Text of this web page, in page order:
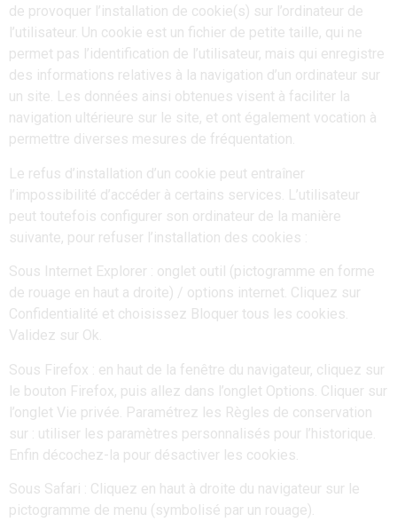
de provoquer l’installation de cookie(s) sur l’ordinateur de
l’utilisateur. Un cookie est un fichier de petite taille, qui ne
permet pas l’identification de l’utilisateur, mais qui enregistre
des informations relatives à la navigation d’un ordinateur sur
un site. Les données ainsi obtenues visent à faciliter la
navigation ultérieure sur le site, et ont également vocation à
permettre diverses mesures de fréquentation.
Le refus d’installation d’un cookie peut entraîner
l’impossibilité d’accéder à certains services. L’utilisateur
peut toutefois configurer son ordinateur de la manière
suivante, pour refuser l’installation des cookies :
Sous Internet Explorer : onglet outil (pictogramme en forme
de rouage en haut a droite) / options internet. Cliquez sur
Confidentialité et choisissez Bloquer tous les cookies.
Validez sur Ok.
Sous Firefox : en haut de la fenêtre du navigateur, cliquez sur
le bouton Firefox, puis allez dans l’onglet Options. Cliquer sur
l’onglet Vie privée. Paramétrez les Règles de conservation
sur : utiliser les paramètres personnalisés pour l’historique.
Enfin décochez-la pour désactiver les cookies.
Sous Safari : Cliquez en haut à droite du navigateur sur le
pictogramme de menu (symbolisé par un rouage).